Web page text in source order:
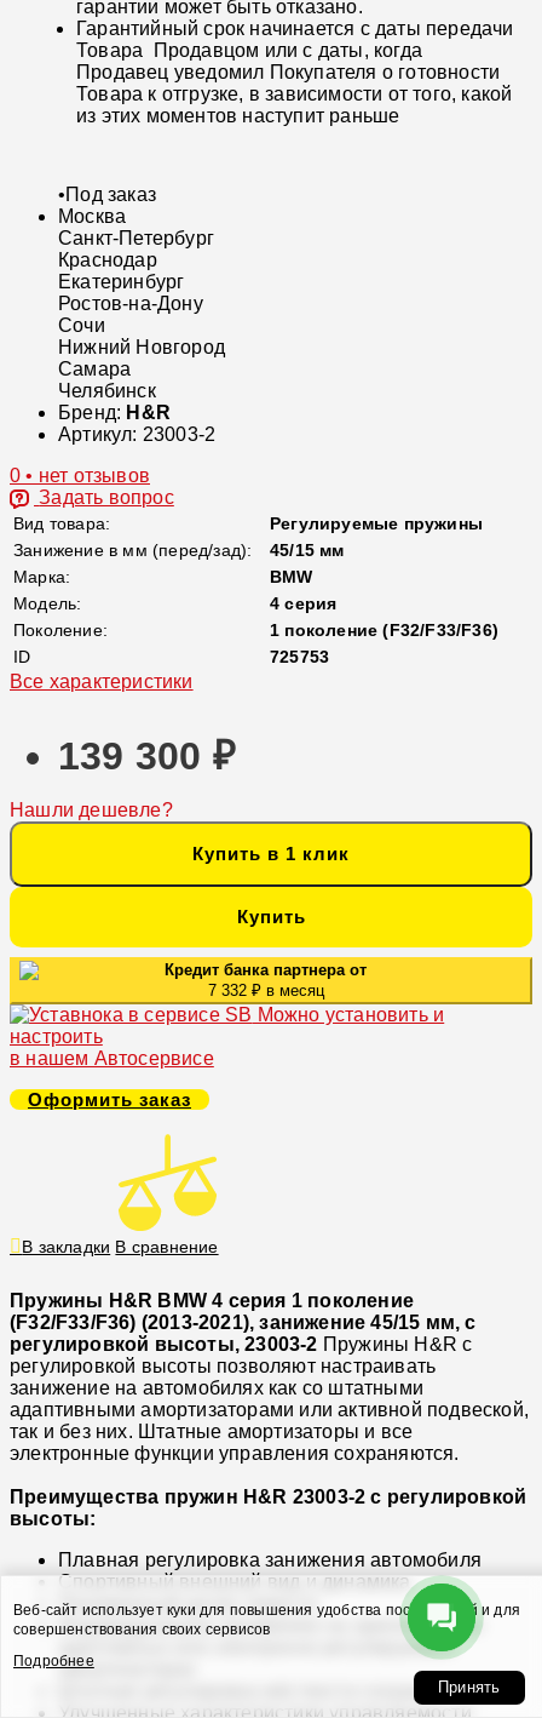
гарантии может быть отказано.
Гарантийный срок начинается с даты передачи
Товара Продавцом или с даты, когда
Продавец уведомил Покупателя о готовности
Товара к отгрузке, в зависимости от того, какой
из этих моментов наступит раньше
•Под заказ
Москва
Санкт-Петербург
Краснодар
Екатеринбург
Ростов-на-Дону
Сочи
Нижний Новгород
Самара
Челябинск
Бренд: H&R
Артикул: 23003-2
0 • нет отзывов
Задать вопрос
Вид товара:
Регулируемые пружины
Занижение в мм (перед/зад):
45/15 мм
Марка:
BMW
Модель:
4 серия
Поколение:
1 поколение (F32/F33/F36)
ID
725753
Все характеристики
139 300 ₽
Нашли дешевле?
Купить в 1 клик
Купить
Кредит банка партнера от
7 332 ₽ в месяц
Можно установить и
настроить
в нашем Автосервисе
Оформить заказ
В закладки В сравнение
Пружины H&R BMW 4 серия 1 поколение
(F32/F33/F36) (2013-2021), занижение 45/15 мм, с
регулировкой высоты, 23003-2 Пружины H&R с
регулировкой высоты позволяют настраивать
занижение на автомобилях как со штатными
адаптивными амортизаторами или активной подвеской,
так и без них. Штатные амортизаторы и все
электронные функции управления сохраняются.
Преимущества пружин H&R 23003-2 с регулировкой
высоты:
Плавная регулировка занижения автомобиля
Спортивный внешний вид и динамика
Пониженный центр тяжести
Индивидуальное занижение на оригинальных
адаптивных или электронно регулируемых
амортизаторах
Штатная регулировка жёсткости сохраняется
Улучшенные характеристики управляемости
Веб-сайт использует куки для повышения удобства посетителей и для
совершенствования своих сервисов
Подробнее
Принять